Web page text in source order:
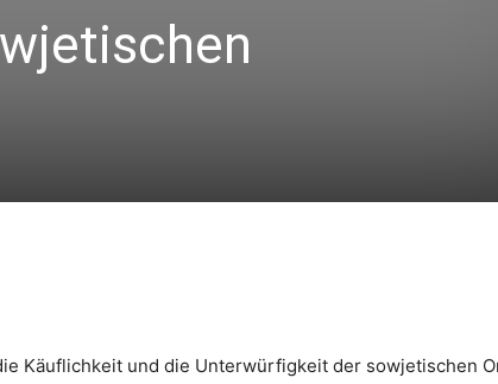
Käuflichkeit und die Unterwürfigkeit der sowjetischen